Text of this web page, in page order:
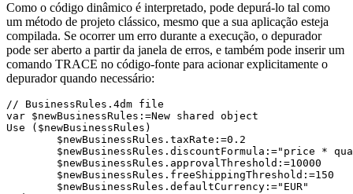
Como o código dinâmico é interpretado, pode depurá-lo tal como
um método de projeto clássico, mesmo que a sua aplicação esteja
compilada. Se ocorrer um erro durante a execução, o depurador
pode ser aberto a partir da janela de erros, e também pode inserir um
comando TRACE no código-fonte para acionar explicitamente o
depurador quando necessário:
// BusinessRules.4dm file
var $newBusinessRules:=New shared object
Use ($newBusinessRules)